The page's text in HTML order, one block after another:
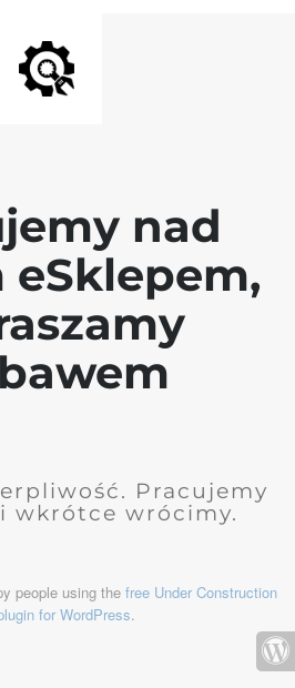
nad
eSklepem,
Pracujemy
wkrótce wrócimy.
people using the free Under Construction
for WordPress.